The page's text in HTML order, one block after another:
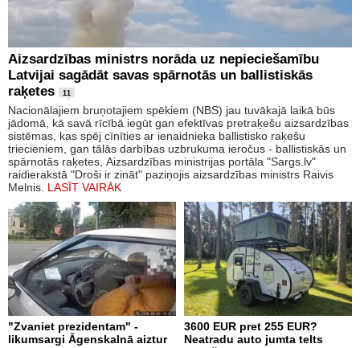
Aizsardzības ministrs norāda uz nepieciešamību
Latvijai sagādāt savas spārnotās un ballistiskās
raķetes
11
Nacionālajiem bruņotajiem spēkiem (NBS) jau tuvākajā laikā būs
jādomā, kā savā rīcībā iegūt gan efektīvas pretraķešu aizsardzības
sistēmas, kas spēj cīnīties ar ienaidnieka ballistisko raķešu
triecieniem, gan tālās darbības uzbrukuma ieročus - ballistiskās un
spārnotās raķetes, Aizsardzības ministrijas portāla "Sargs.lv"
raidierakstā "Droši ir zināt" paziņojis aizsardzības ministrs Raivis
Melnis. LASĪT VAIRĀK
"Zvaniet prezidentam" -
likumsargi Āgenskalnā aiztur
3600 EUR pret 255 EUR?
Neatradu auto jumta telts